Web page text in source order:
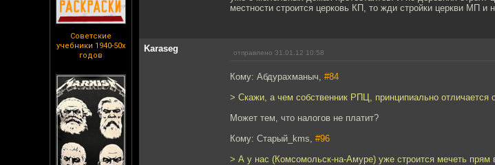
Советские
учебники 1940-50х
годов
местности строится церковь КП, то жди стройки церкви МП и
Karaseg отправлено 31.01.12 10:58
Кому: Абдурахманыч, #84
> Скажи, а чем собственник РПЦ, принципиально отличается
Может тем, что налогов не платит?
Кому: Старый_kms, #96
> А у нас (Комсомольск-на-Амуре) уже строится мечеть прям